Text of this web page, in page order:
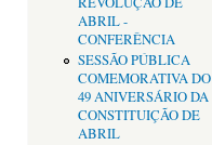
ABRIL -
CONFERÊNCIA
SESSÃO PÚBLICA
COMEMORATIVA DO
49 ANIVERSÁRIO DA
CONSTITUIÇÃO DE
ABRIL